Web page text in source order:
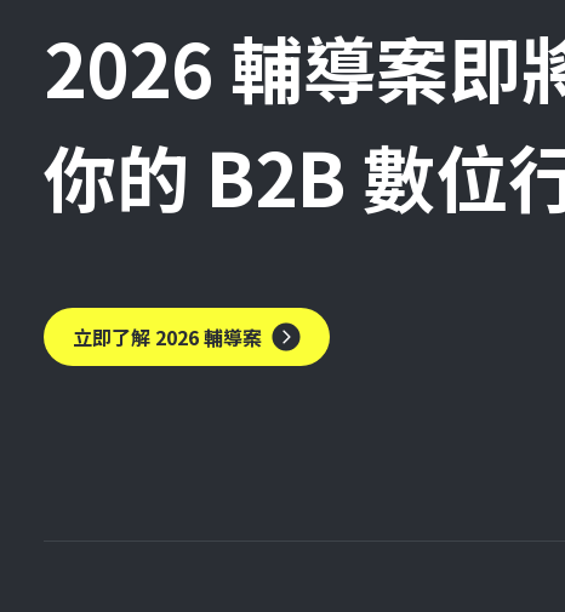
2026 輔導案即
你的 B2B 數位
立即了解 2026 輔導案